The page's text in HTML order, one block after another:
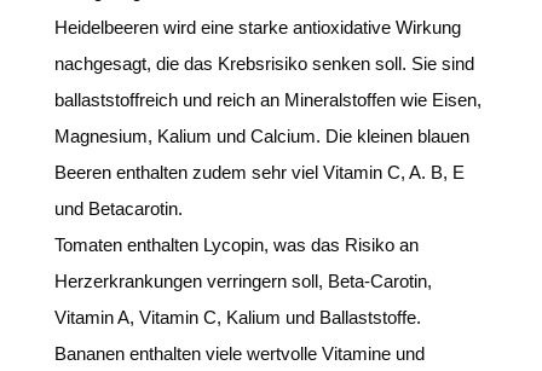
Heidelbeeren wird eine starke antioxidative Wirkung
nachgesagt, die das Krebsrisiko senken soll. Sie sind
ballaststoffreich und reich an Mineralstoffen wie Eisen,
Magnesium, Kalium und Calcium. Die kleinen blauen
Beeren enthalten zudem sehr viel Vitamin C, A. B, E
und Betacarotin.
Tomaten enthalten Lycopin, was das Risiko an
Herzerkrankungen verringern soll, Beta-Carotin,
Vitamin A, Vitamin C, Kalium und Ballaststoffe.
Bananen enthalten viele wertvolle Vitamine und